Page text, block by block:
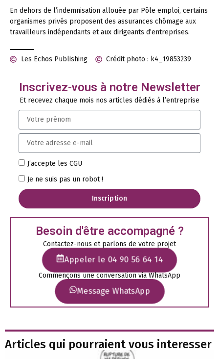
En dehors de l’indemnisation allouée par Pôle emploi, certains
organismes privés proposent des assurances chômage aux
travailleurs indépendants et aux dirigeants d’entreprises.
Les Echos Publishing Crédit photo : k4_19853239
Inscrivez-vous à notre Newsletter
Et recevez chaque mois nos articles dédiés à l’entreprise
J’accepte les CGU
Je ne suis pas un robot !
Inscription
Besoin d'être accompagné ?
Contactez-nous et parlons de votre projet
Appeler le 04 90 56 64 14
Commençons une conversation via WhatsApp
Message WhatsApp
Articles qui pourraient vous interesser